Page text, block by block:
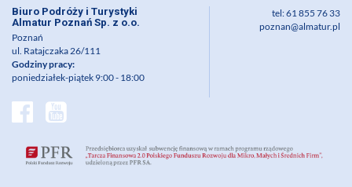
Biuro Podróży i Turystyki
Almatur Poznań Sp. z o.o.
Poznań
ul. Ratajczaka 26/111
Godziny pracy:
poniedziałek-piątek 9:00 - 18:00
tel: 61 855 76 33
poznan@almatur.pl